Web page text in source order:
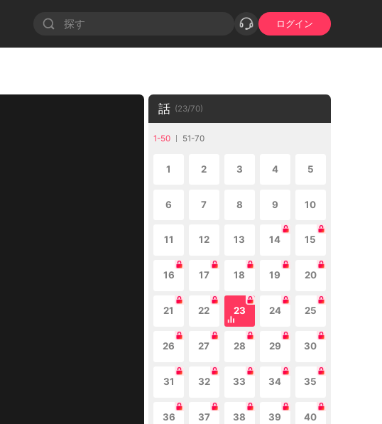
ログイン
話 (23/70)
1-50 51-70
1 2 3 4 5
6 7 8 9 10
11 12 13 14 15
16 17 18 19 20
21 22 23 24 25
26 27 28 29 30
31 32 33 34 35
36 37 38 39 40